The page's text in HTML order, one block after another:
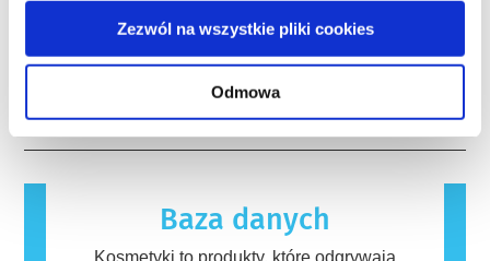
Zezwól na wszystkie pliki cookies
Odmowa
powodujące zaburzenia układu hormonalnego.
Rygorystyczne oceny bezpieczeństwa
produktów przeprowadzane przez
których przeprowadzenia firmy są prawnie
funkcjonowania układu hormonalnego.
testowania na zwierzętach w celu oceny
bezpieczeństwa składników i produktów
syntetycznych, może potencjalnie wywoływać
reakcję alergiczną. Występuje ona, kiedy
układ odpornościowy danej osoby zareaguje
nieszkodliwe. Substancja, która powoduje
mogą zawierać składniki, które dla niektórych
osób mogą okazać się alergizujące. Nie
oznacza to jednak, że produkt nie jest
Baza danych
Kosmetyki to produkty, które odgrywają